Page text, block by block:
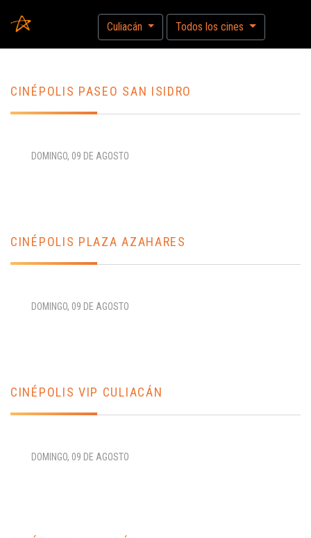
Culiacán Todos los cines
CINÉPOLIS PASEO SAN ISIDRO
DOMINGO, 09 DE AGOSTO
CINÉPOLIS PLAZA AZAHARES
DOMINGO, 09 DE AGOSTO
CINÉPOLIS VIP CULIACÁN
DOMINGO, 09 DE AGOSTO